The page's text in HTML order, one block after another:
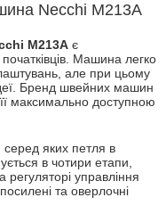
Necchi M213A
M213A є
Машина легко
але при цьому
Бренд швейних машин
максимально доступною
, серед яких петля в
в чотири етапи,
управління
та оверлочні